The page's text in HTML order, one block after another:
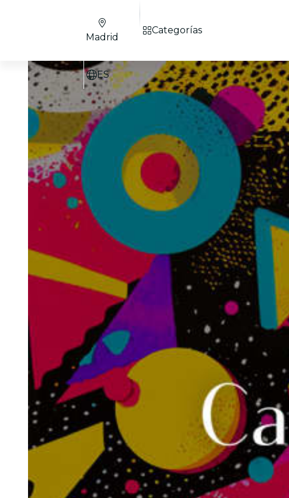
Madrid
ES
Categorías